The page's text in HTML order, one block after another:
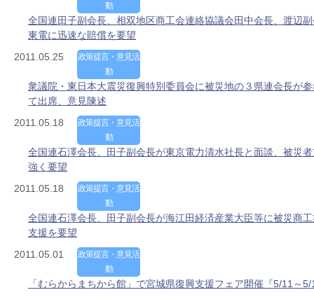
動
全国連田子副会長、相双地区商工会連絡協議会田中会長、渡辺
東電に迅速な賠償を要望
2011.05.25
政策提言・意見活
動
衆議院・東日本大震災復興特別委員会に被災地の３県連会長が
て出席、意見陳述
2011.05.18
政策提言・意見活
動
全国連石澤会長、田子副会長が東京電力清水社長と面談、被災
強く要望
2011.05.18
政策提言・意見活
動
全国連石澤会長、田子副会長が海江田経済産業大臣等に被災商
支援を要望
2011.05.01
政策提言・意見活
動
「むらからまちから館」で宮城県復興支援フェア開催『5/11～5/